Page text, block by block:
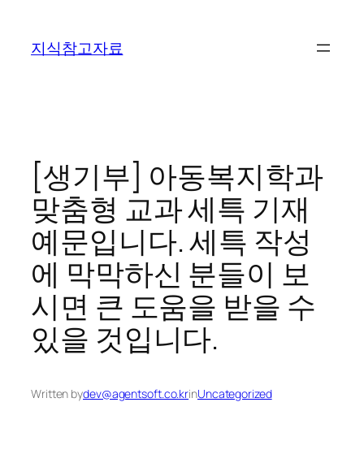
지식참고자료
[생기부] 아동복지학과
맞춤형 교과 세특 기재
예문입니다. 세특 작성
에 막막하신 분들이 보
시면 큰 도움을 받을 수
있을 것입니다.
Written bydev@agentsoft.co.krinUncategorized